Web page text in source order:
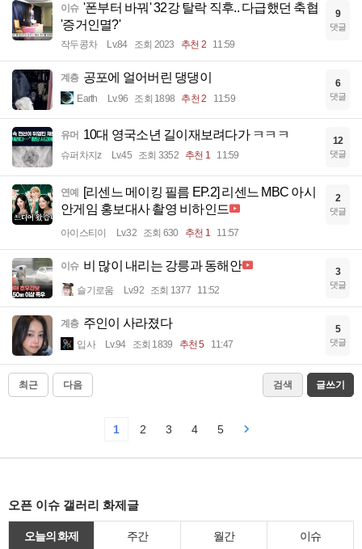
이슈 '폰부터 바꿔' 32강 탈락 직후.. 다급했던 축협
'증거인멸?'
작두콩차 Lv.84 조회 2023 추천 2 11:59
9
댓글
계층 공포에 얼어버린 댕댕이
Earth Lv.96 조회 1898 추천 2 11:59
6
댓글
유머 10대 영국소년 길이재보려다가 ㅋㅋㅋ
슈퍼차지z Lv.45 조회 3352 추천 1 11:59
12
댓글
연예
[리센느 메이킹 필름 EP.2] 리센느 MBC 아시
안게임 홍보대사 촬영 비하인드
아이스티이 Lv.32 조회 630 추천 1 11:57
2
댓글
이슈 비 많이 내리는 강릉과 동해안
슬기로움 Lv.92 조회 1377 11:52
3
댓글
계층 주인이 사라졌다
입사 Lv.94 조회 1839 추천 5 11:47
5
댓글
최근 다음 검색 글쓰기
1 2 3 4 5
오픈 이슈 갤러리 화제글
오늘의 화제 주간 월간 이슈